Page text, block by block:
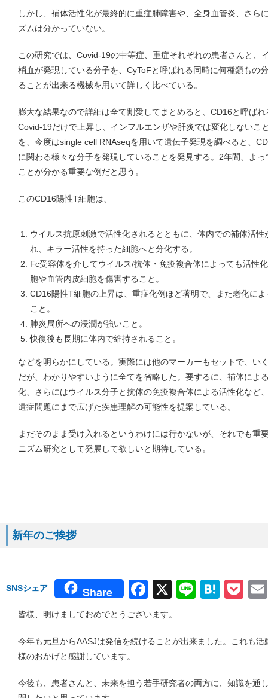
しかし、補体活性化が最終的に重症肺障害や、全身血管炎、さら
ズムは分かっていない。
この研究では、Covid-19の中等症、重症それぞれの患者さんと、
梢血が発現している分子を、CyToFと呼ばれる同時に何種類もの
ることが出来る機械を用いて詳しく比べている。
膨大な結果なので詳細は全て割愛してまとめると、CD16と呼ば
Covid-19だけで上昇し、インフルエンザや肝炎では変化しないこ
を、今度はsingle cell RNAseqを用いて遺伝子発現を調べると、
に関わる様々な分子を発現していることを発見する。2年間、よ
ことが分かる重要な例だと思う。
このCD16陽性T細胞は、
ウイルス抗原刺激で活性化されるとともに、体内での補体活
れ、キラー活性を持った細胞へと分化する。
Fc受容体を介してウイルス/抗体・免疫複合体によっても活性
胞や血管内皮細胞を傷害すること。
CD16陽性T細胞の上昇は、重症化例ほど著明で、また老化に
こと。
肺炎局所への浸潤が強いこと。
快復後も長期に体内で維持されること。
などを明らかにしている。実際には他のマーカーもセットで、い
だが、わかりやすいように全てを省略した。要するに、補体によ
化、さらにはウイルス分子と抗体の免疫複合体による活性化など
遺症問題にまで広げた疾患理解の可能性を提案している。
まだそのまま受け入れるというわけには行かないが、それでも重
ニズム研究として発展して欲しいと期待している。
新年のご挨拶
SNSシェア Share Facebook
X Line
皆様、明けましておめでとうございます。
今年も元旦からAASJは発信を続けることが出来ました。これも
様のおかげと感謝しています。
今後も、患者さんと、未来を担う若手研究者の両方に、知識を通